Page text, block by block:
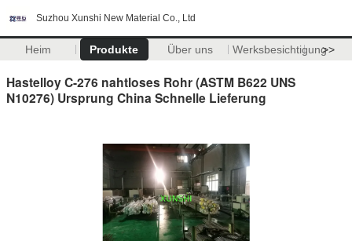
Suzhou Xunshi New Material Co., Ltd
Heim Produkte Über uns Werksbesichtigung>>
Hastelloy C-276 nahtloses Rohr (ASTM B622 UNS
N10276) Ursprung China Schnelle Lieferung